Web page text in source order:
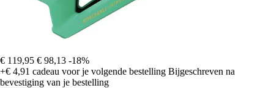
€ 119,95 € 98,13 -18%
+€ 4,91 cadeau voor je volgende bestelling Bijgeschreven na
bevestiging van je bestelling